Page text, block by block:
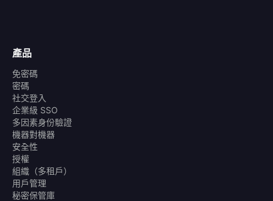
產品
免密碼
密碼
社交登入
企業級 SSO
多因素身份驗證
機器對機器
安全性
授權
組織（多租戶）
用戶管理
秘密保管庫